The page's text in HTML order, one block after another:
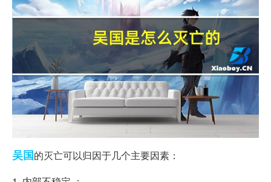
吴国的灭亡可以归因于几个主要因素：